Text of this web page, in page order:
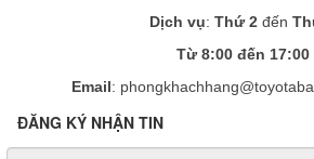
Dịch vụ: Thứ 2 đến
Từ 8:00 đến 17:00
Email:
ĐĂNG KÝ NHẬN TIN